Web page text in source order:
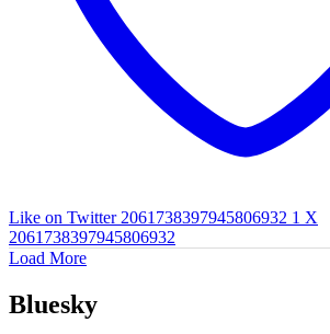
Like on Twitter 2061738397945806932 1 X
2061738397945806932
Load More
Bluesky